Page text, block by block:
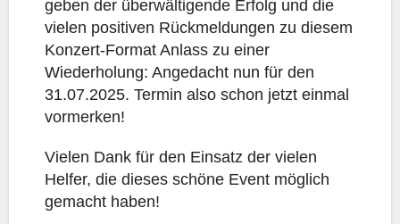
geben der überwältigende Erfolg und die
vielen positiven Rückmeldungen zu diesem
Konzert-Format Anlass zu einer
Wiederholung: Angedacht nun für den
31.07.2025. Termin also schon jetzt einmal
vormerken!
Vielen Dank für den Einsatz der vielen
Helfer, die dieses schöne Event möglich
gemacht haben!